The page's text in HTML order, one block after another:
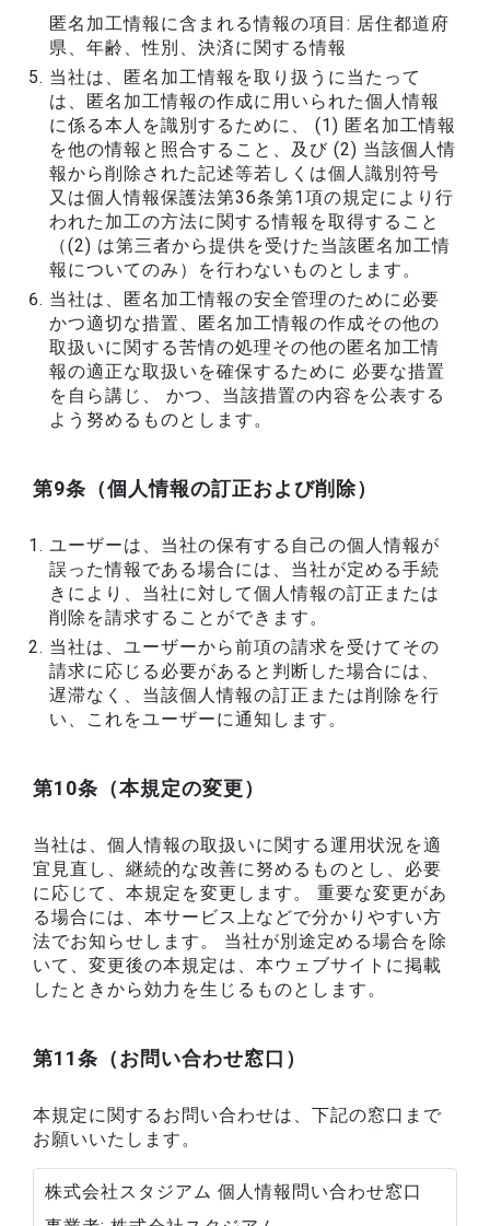
匿名加工情報に含まれる情報の項目: 居住都道府
県、年齢、性別、決済に関する情報
当社は、匿名加工情報を取り扱うに当たって
は、匿名加工情報の作成に用いられた個人情報
に係る本人を識別するために、 (1) 匿名加工情報
を他の情報と照合すること、及び (2) 当該個人情
報から削除された記述等若しくは個人識別符号
又は個人情報保護法第36条第1項の規定により行
われた加工の方法に関する情報を取得すること
（(2) は第三者から提供を受けた当該匿名加工情
報についてのみ）を行わないものとします。
当社は、匿名加工情報の安全管理のために必要
かつ適切な措置、匿名加工情報の作成その他の
取扱いに関する苦情の処理その他の匿名加工情
報の適正な取扱いを確保するために 必要な措置
を自ら講じ、 かつ、当該措置の内容を公表する
よう努めるものとします。
第9条（個人情報の訂正および削除）
ユーザーは、当社の保有する自己の個人情報が
誤った情報である場合には、当社が定める手続
きにより、当社に対して個人情報の訂正または
削除を請求することができます。
当社は、ユーザーから前項の請求を受けてその
請求に応じる必要があると判断した場合には、
遅滞なく、当該個人情報の訂正または削除を行
い、これをユーザーに通知します。
第10条（本規定の変更）
当社は、個人情報の取扱いに関する運用状況を適
宜見直し、継続的な改善に努めるものとし、必要
に応じて、本規定を変更します。 重要な変更があ
る場合には、本サービス上などで分かりやすい方
法でお知らせします。 当社が別途定める場合を除
いて、変更後の本規定は、本ウェブサイトに掲載
したときから効力を生じるものとします。
第11条（お問い合わせ窓口）
本規定に関するお問い合わせは、下記の窓口まで
お願いいたします。
株式会社スタジアム 個人情報問い合わせ窓口